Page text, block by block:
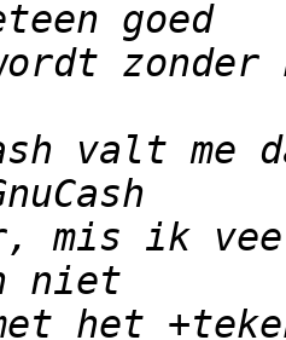
valt
mis ik
het